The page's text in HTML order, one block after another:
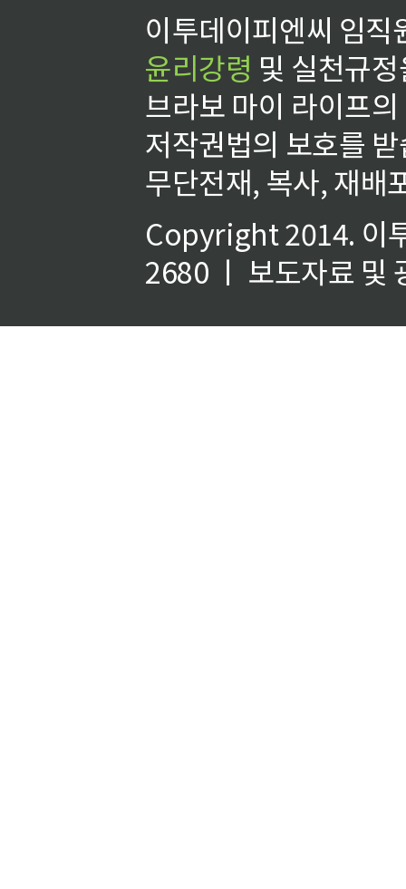
이투데이피엔씨 임
윤리강령 및 실천규
브라보 마이 라이프
저작권법의 보호를
무단전재, 복사, 재배
Copyright 2014. 이
2680 ㅣ 보도자료